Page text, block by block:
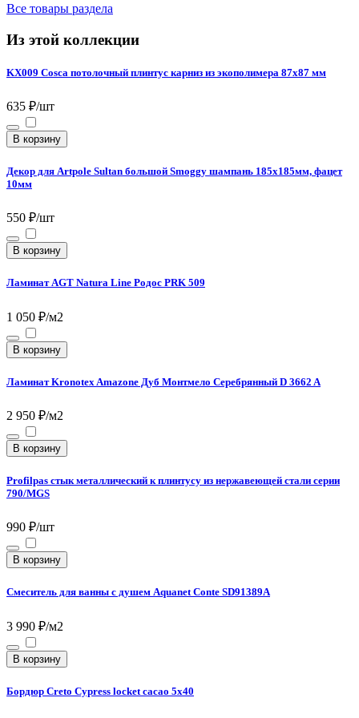
Все товары раздела
Из этой коллекции
KX009 Cosca потолочный плинтус карниз из экополимера 87х87 мм
635 ₽/шт
В корзину
Декор для Artpole Sultan большой Smoggy шампань 185х185мм, фацет
10мм
550 ₽/шт
В корзину
Ламинат AGT Natura Line Родос PRK 509
1 050 ₽/м2
В корзину
Ламинат Kronotex Amazone Дуб Монтмело Серебрянный D 3662 A
2 950 ₽/м2
В корзину
Profilpas стык металлический к плинтусу из нержавеющей стали серии
790/MGS
990 ₽/шт
В корзину
Смеситель для ванны с душем Aquanet Conte SD91389A
3 990 ₽/м2
В корзину
Бордюр Creto Cypress locket cacao 5х40